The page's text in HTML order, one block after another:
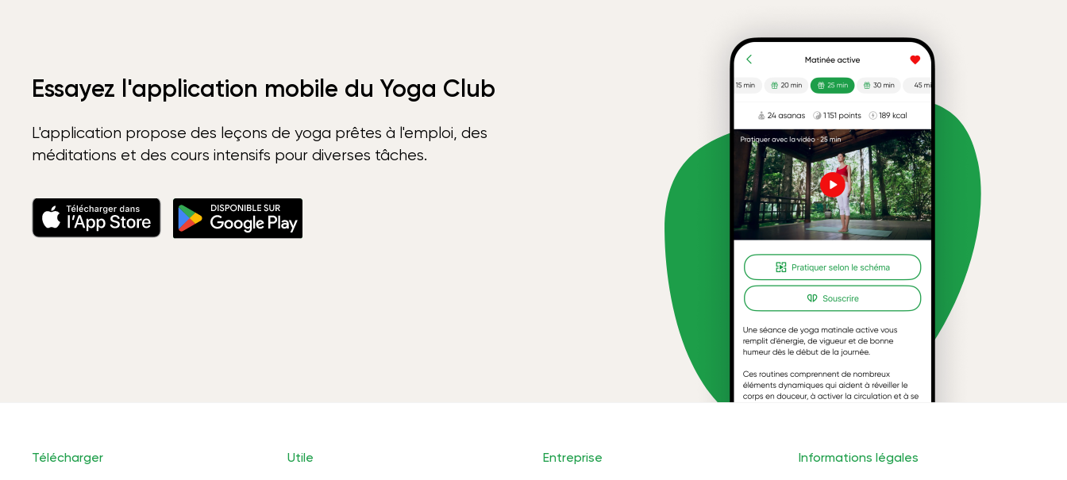
Essayez l'application mobile du Yoga Club
L'application propose des leçons de yoga prêtes à l'emploi, des
méditations et des cours intensifs pour diverses tâches.
Télécharger Utile Entreprise Informations légales